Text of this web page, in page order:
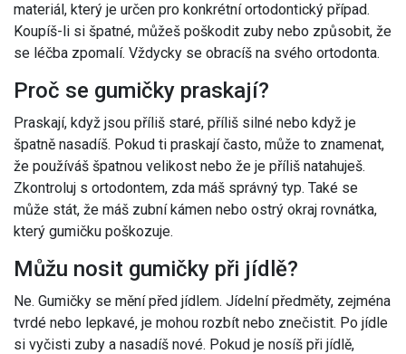
materiál, který je určen pro konkrétní ortodontický případ.
Koupíš-li si špatné, můžeš poškodit zuby nebo způsobit, že
se léčba zpomalí. Vždycky se obracíš na svého ortodonta.
Proč se gumičky praskají?
Praskají, když jsou příliš staré, příliš silné nebo když je
špatně nasadíš. Pokud ti praskají často, může to znamenat,
že používáš špatnou velikost nebo že je příliš natahuješ.
Zkontroluj s ortodontem, zda máš správný typ. Také se
může stát, že máš zubní kámen nebo ostrý okraj rovnátka,
který gumičku poškozuje.
Můžu nosit gumičky při jídlě?
Ne. Gumičky se mění před jídlem. Jídelní předměty, zejména
tvrdé nebo lepkavé, je mohou rozbít nebo znečistit. Po jídle
si vyčisti zuby a nasadíš nové. Pokud je nosíš při jídlě,